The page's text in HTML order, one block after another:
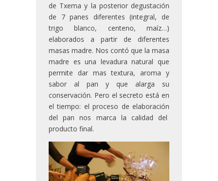
de Txema y la posterior degustación
de 7 panes diferentes (integral, de
trigo blanco, centeno, maíz…)
elaborados a partir de diferentes
masas madre. Nos contó que la masa
madre es una levadura natural que
permite dar mas textura, aroma y
sabor al pan y que alarga su
conservación. Pero el secreto está en
el tiempo: el proceso de elaboración
del pan nos marca la calidad del
producto final.